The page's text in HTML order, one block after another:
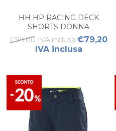
HH HP RACING DECK
SHORTS DONNA
€99,00 IVA inclusa €79,20
IVA inclusa